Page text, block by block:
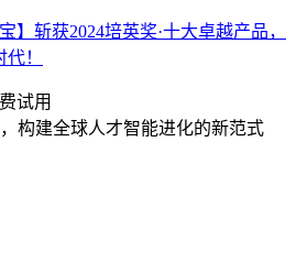
】斩获2024培英奖·十大卓越产品，
！
试用
构建全球人才智能进化的新范式